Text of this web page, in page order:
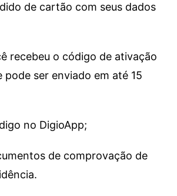
de cartão com seus dados
recebeu o código de ativação
pode ser enviado em até 15
no DigioApp;
de comprovação de